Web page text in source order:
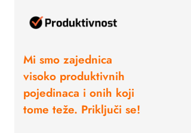
Mi smo zajednica
visoko produktivnih
pojedinaca i onih koji
tome teže. Priključi se!